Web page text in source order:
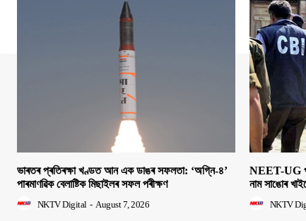
ভাৰতৰ প্ৰতিৰক্ষা খণ্ডত আন এক ডাঙৰ সফলতা: ‘অগ্নি-৪’
পাৰমাণৱিক বেলাষ্টিক মিছাইলৰ সফল পৰীক্ষণ
NKTV Digital - August 7, 2026
NEET-UG
নাম সাঙোৰ
NKTV